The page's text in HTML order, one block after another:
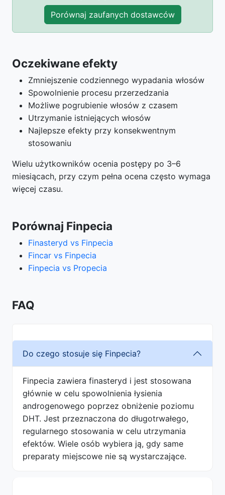
Porównaj zaufanych dostawców
Oczekiwane efekty
Zmniejszenie codziennego wypadania włosów
Spowolnienie procesu przerzedzania
Możliwe pogrubienie włosów z czasem
Utrzymanie istniejących włosów
Najlepsze efekty przy konsekwentnym
stosowaniu
Wielu użytkowników ocenia postępy po 3–6
miesiącach, przy czym pełna ocena często wymaga
więcej czasu.
Porównaj Finpecia
Finasteryd vs Finpecia
Fincar vs Finpecia
Finpecia vs Propecia
FAQ
Do czego stosuje się Finpecia?
Finpecia zawiera finasteryd i jest stosowana
głównie w celu spowolnienia łysienia
androgenowego poprzez obniżenie poziomu
DHT. Jest przeznaczona do długotrwałego,
regularnego stosowania w celu utrzymania
efektów. Wiele osób wybiera ją, gdy same
preparaty miejscowe nie są wystarczające.